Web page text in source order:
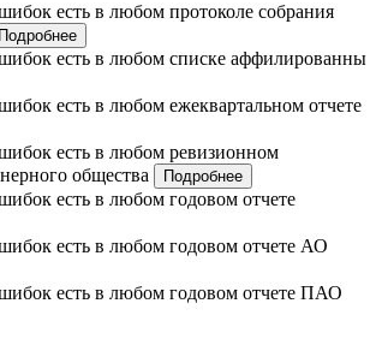
есть в любом протоколе собрания
Подробнее
есть в любом списке аффилированны
есть в любом ежеквартальном отчете
есть в любом ревизионном
общества
Подробнее
есть в любом годовом отчете
есть в любом годовом отчете АО
есть в любом годовом отчете ПАО